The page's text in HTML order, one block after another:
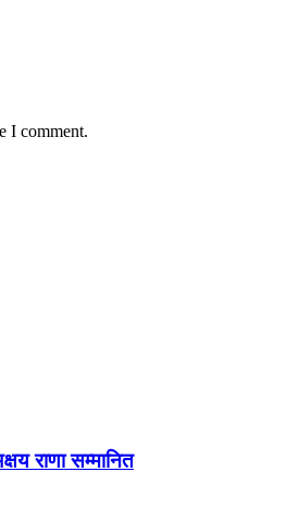
I comment.
राणा सम्मानित